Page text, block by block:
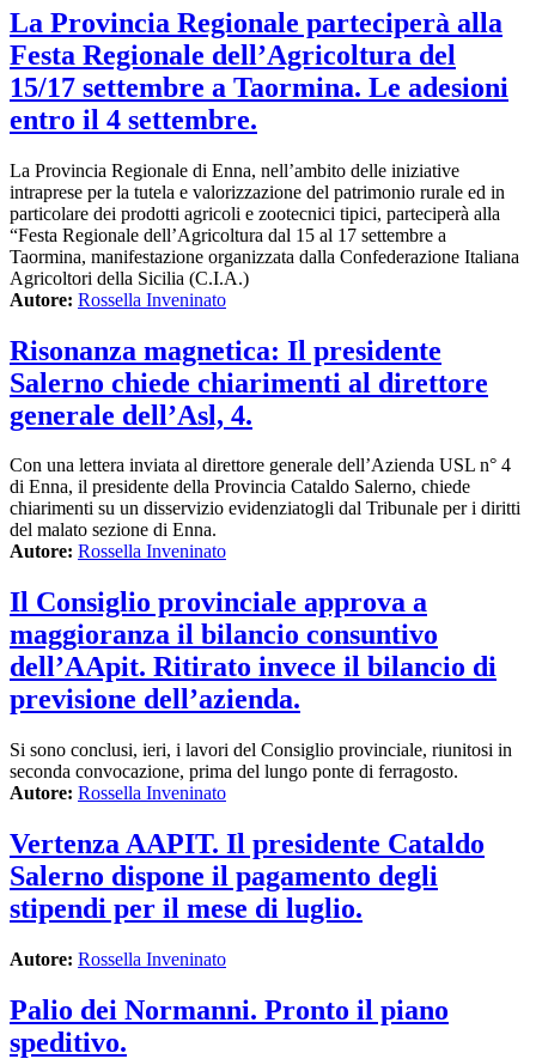
La Provincia Regionale parteciperà alla
Festa Regionale dell’Agricoltura del
15/17 settembre a Taormina. Le adesioni
entro il 4 settembre.
La Provincia Regionale di Enna, nell’ambito delle iniziative
intraprese per la tutela e valorizzazione del patrimonio rurale ed in
particolare dei prodotti agricoli e zootecnici tipici, parteciperà alla
“Festa Regionale dell’Agricoltura dal 15 al 17 settembre a
Taormina, manifestazione organizzata dalla Confederazione Italiana
Agricoltori della Sicilia (C.I.A.)
Autore: Rossella Inveninato
Risonanza magnetica: Il presidente
Salerno chiede chiarimenti al direttore
generale dell’Asl, 4.
Con una lettera inviata al direttore generale dell’Azienda USL n° 4
di Enna, il presidente della Provincia Cataldo Salerno, chiede
chiarimenti su un disservizio evidenziatogli dal Tribunale per i diritti
del malato sezione di Enna.
Autore: Rossella Inveninato
Il Consiglio provinciale approva a
maggioranza il bilancio consuntivo
dell’AApit. Ritirato invece il bilancio di
previsione dell’azienda.
Si sono conclusi, ieri, i lavori del Consiglio provinciale, riunitosi in
seconda convocazione, prima del lungo ponte di ferragosto.
Autore: Rossella Inveninato
Vertenza AAPIT. Il presidente Cataldo
Salerno dispone il pagamento degli
stipendi per il mese di luglio.
Autore: Rossella Inveninato
Palio dei Normanni. Pronto il piano
speditivo.